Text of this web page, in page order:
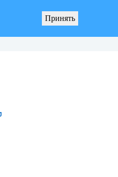
О мерах по реализации инициативных
Принять